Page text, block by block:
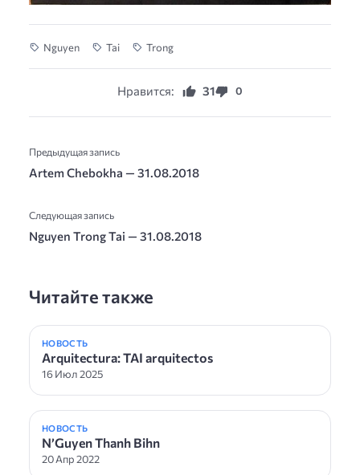
Nguyen Tai Trong
Нравится: 31 0
Предыдущая запись
Artem Chebokha — 31.08.2018
Следующая запись
Nguyen Trong Tai — 31.08.2018
Читайте также
НОВОСТЬ
Arquitectura: TAI arquitectos
16 Июл 2025
НОВОСТЬ
N’Guyen Thanh Bihn
20 Апр 2022